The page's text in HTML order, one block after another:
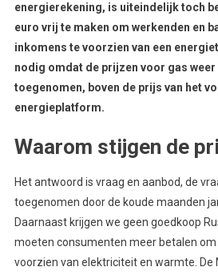
energierekening, is uiteindelijk toch
euro vrij te maken om werkenden en
inkomens te voorzien van een
nodig omdat de prijzen voor gas
toegenomen, boven de prijs van het
energieplatform.
Waarom stijgen de
Het antwoord is vraag en aanbod, de
toegenomen door de koude maanden
Daarnaast krijgen we geen goedkoop
moeten consumenten meer betalen
voorzien van elektriciteit en warmte. De